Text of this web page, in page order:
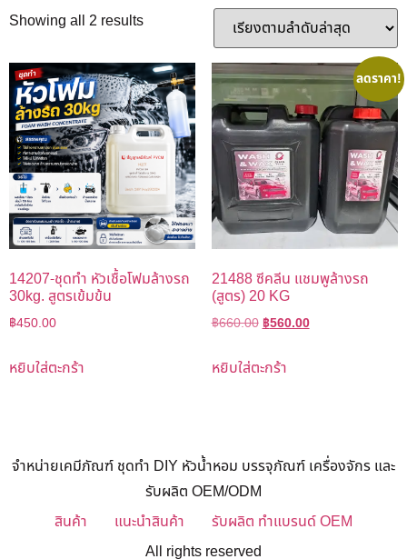
Showing all 2 results
14207-ชุดทำ หัวเชื้อโฟมล้างรถ
30kg. สูตรเข้มข้น
฿450.00
หยิบใส่ตะกร้า
ลดราคา!
21488 ซีคลีน แชมพูล้างรถ
(สูตร) 20 KG
฿660.00฿560.00
หยิบใส่ตะกร้า
จำหน่ายเคมีภัณฑ์ ชุดทำ DIY หัวน้ำหอม บรรจุภัณฑ์ เครื่องจักร และ
รับผลิต OEM/ODM
สินค้า
แนะนำสินค้า
รับผลิต ทำแบรนด์ OEM
All rights reserved